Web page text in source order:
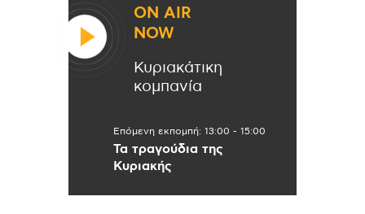
ON AIR
NOW
Κυριακάτικη
κομπανία
Επόμενη εκπομπή: 13:00 - 15:00
Τα τραγούδια της
Κυριακής